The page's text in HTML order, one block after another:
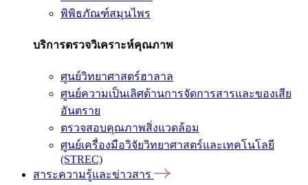
พิพิธภัณฑ์สมุนไพร
บริการตรวจวิเคราะห์คุณภาพ
ศูนย์วิทยาศาสตร์ฮาลาล
ศูนย์ความเป็นเลิศด้านการจัดการสารและของเสีย
อันตราย
ตรวจสอบคุณภาพสิ่งแวดล้อม
ศูนย์เครื่องมือวิจัยวิทยาศาสตร์และเทคโนโลยี
(STREC)
สาระความรู้และข่าวสาร